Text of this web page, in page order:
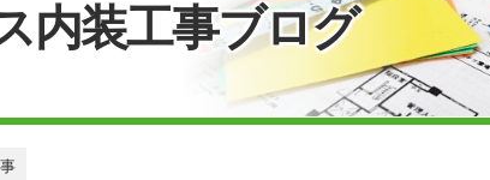
内装工事ブログ